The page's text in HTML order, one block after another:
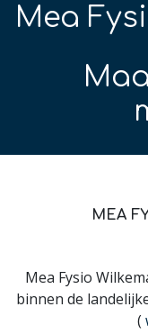
Mea
MEA
Mea Fysio
binnen de
(